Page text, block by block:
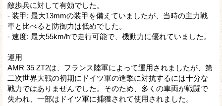
敵歩兵に対して有効でした。
- 装甲: 最大13mmの装甲を備えていましたが、当時の主力戦
車と比べると防御力は低めでした。
- 速度: 最大55km/hで走行可能で、機動力に優れていました。
運用
AMR 35 ZT2は、フランス陸軍によって運用されましたが、第
二次世界大戦の初期にドイツ軍の進撃に対抗するには十分な
戦力ではありませんでした。そのため、多くの車両が戦闘で
失われ、一部はドイツ軍に捕獲されて使用されました。